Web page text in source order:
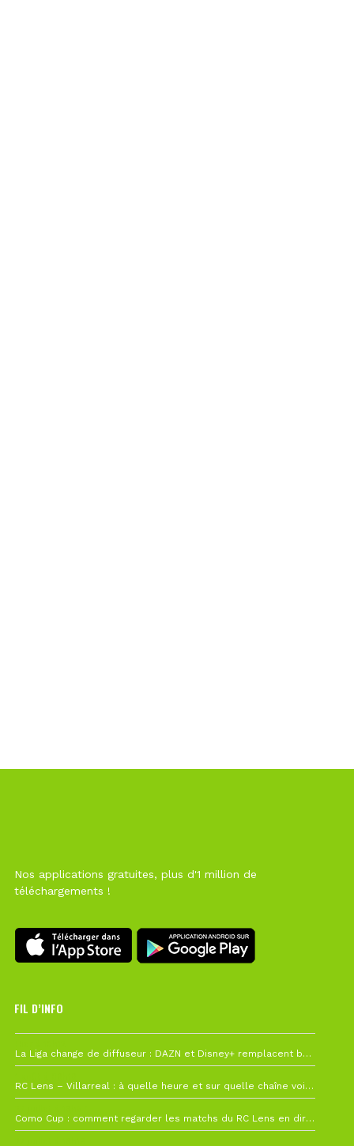
Nos applications gratuites, plus d'1 million de
téléchargements !
FIL D’INFO
La Liga change de diffuseur : DAZN et Disney+ remplacent beIN Sports !
RC Lens – Villarreal : à quelle heure et sur quelle chaîne voir la finale de la Como Cup ?
Como Cup : comment regarder les matchs du RC Lens en direct ?